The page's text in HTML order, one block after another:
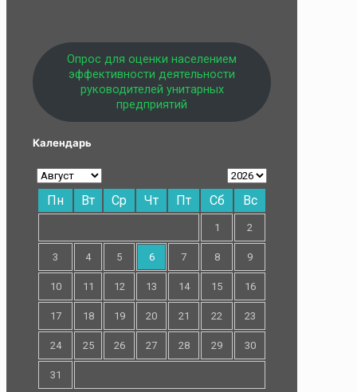
Опрос для оценки населением
эффективности деятельности
руководителей унитарных
предприятий
Календарь
Пн Вт Ср Чт Пт Сб Вс
1 2
3 4 5 6 7 8 9
10 11 12 13 14 15 16
17 18 19 20 21 22 23
24 25 26 27 28 29 30
31